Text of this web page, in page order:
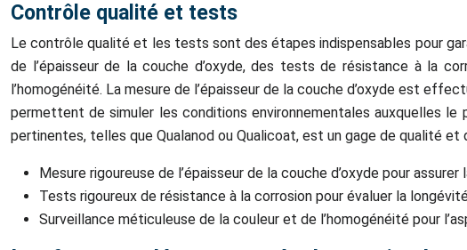
Contrôle qualité et tests
Le contrôle qualité et les tests sont des étapes indispensables pour
de l’épaisseur de la couche d’oxyde, des tests de résistance à la
l’homogénéité. La mesure de l’épaisseur de la couche d’oxyde est
permettent de simuler les conditions environnementales auxquelles
pertinentes, telles que Qualanod ou Qualicoat, est un gage de qualité et
Mesure rigoureuse de l’épaisseur de la couche d’oxyde pour
Tests rigoureux de résistance à la corrosion pour évaluer la
Surveillance méticuleuse de la couleur et de l’homogénéité pour